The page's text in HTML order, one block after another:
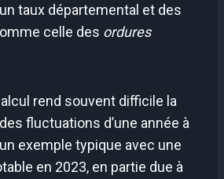
taux départemental et des
celle des ordures
rend souvent difficile la
fluctuations d’une année à
exemple typique avec une
en 2023, en partie due à